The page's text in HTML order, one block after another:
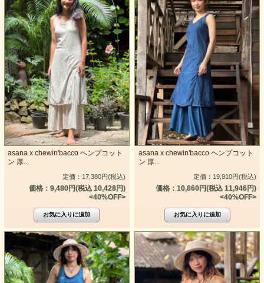
asana x chewin'bacco ヘンプコット
ン 厚...
定価：17,380円(税込)
価格：9,480円(税込 10,428円)
<40%OFF>
asana x chewin'bacco ヘンプコット
ン 厚...
定価：19,910円(税込)
価格：10,860円(税込 11,946円)
<40%OFF>